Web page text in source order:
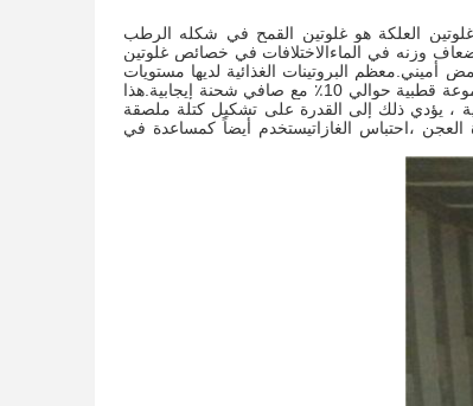
غلوتين العلكة هو غلوتين القمح في شكله الرطب
حديثًا. الغلوتين الجاف يحتوي على ما يقرب من 70 ٪ 85٪ من البروتين.يمتص من 2 إلى 3 أضعاف وزنه في الماءالاختلافات في خصائص غلوتين
أميني.معظم البروتينات الغذائية لديها مستويات
مجموعة القطبية من 30 ٪ 45 ٪ ولديها شحنة سالبة صافية، في حين أن غلوتين القمح لديه مستوى مجموعة قطبية حوالي 10٪ مع صافي شحنة إيجابية.هذا
، يؤدي ذلك إلى القدرة على تشكيل كتلة ملصقة
العجن ،احتباس الغازاتيستخدم أيضاً كمساعدة في